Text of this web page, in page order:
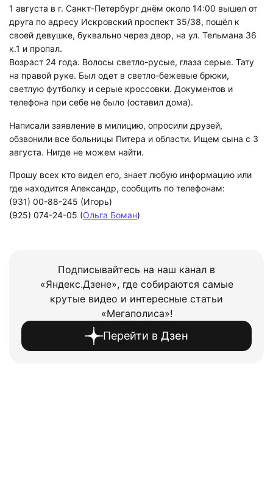
1 августа в г. Санкт-Петербург днём около 14:00 вышел от
друга по адресу Искровский проспект 35/38, пошёл к
своей девушке, буквально через двор, на ул. Тельмана 36
к.1 и пропал.
Возраст 24 года. Волосы светло-русые, глаза серые. Тату
на правой руке. Был одет в светло-бежевые брюки,
светлую футболку и серые кроссовки. Документов и
телефона при себе не было (оставил дома).
Написали заявление в милицию, опросили друзей,
обзвонили все больницы Питера и области. Ищем сына с 3
августа. Нигде не можем найти.
Прошу всех кто видел его, знает любую информацию или
где находится Александр, сообщить по телефонам:
(931) 00-88-245 (Игорь)
(925) 074-24-05 (Ольга Боман)
Подписывайтесь на наш канал в
«Яндекс.Дзене», где собираются самые
крутые видео и интересные статьи
«Мегаполиса»!
Перейти в Дзен